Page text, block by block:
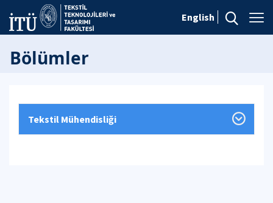
English
Bölümler
Tekstil Mühendisliği